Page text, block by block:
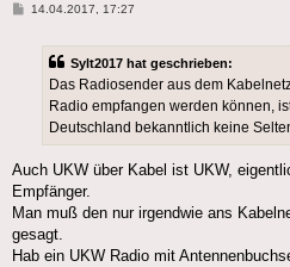
Beitrag
14.04.2017, 17:27
Sylt2017 hat geschrieben:
Das Radiosender aus dem
Radio empfangen werden können,
Deutschland bekanntlich keine
Auch UKW über Kabel ist UKW,
Empfänger.
Man muß den nur irgendwie ans
gesagt.
Hab ein UKW Radio mit